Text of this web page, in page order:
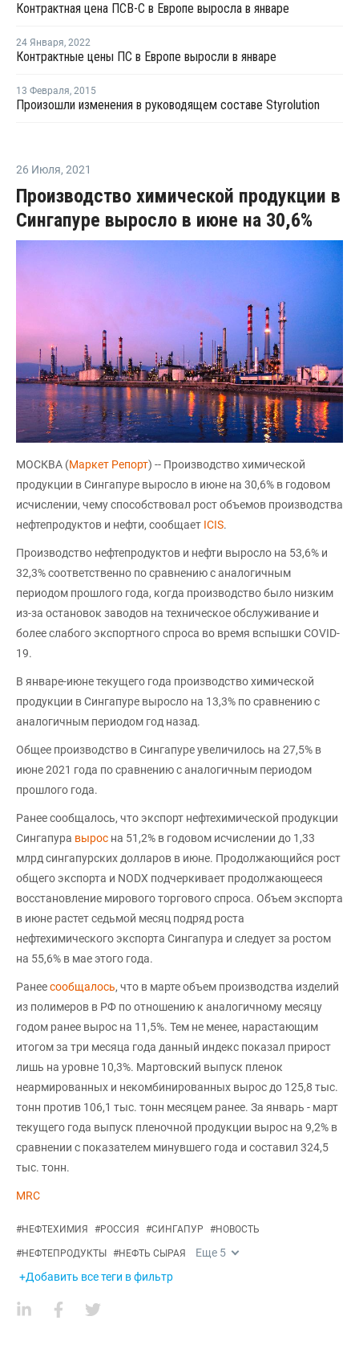
Контрактная цена ПСВ-С в Европе выросла в январе
24 Января, 2022
Контрактные цены ПС в Европе выросли в январе
13 Февраля, 2015
Произошли изменения в руководящем составе Styrolution
26 Июля, 2021
Производство химической продукции в
Сингапуре выросло в июне на 30,6%
МОСКВА (Маркет Репорт) -- Производство химической
продукции в Сингапуре выросло в июне на 30,6% в годовом
исчислении, чему способствовал рост объемов производства
нефтепродуктов и нефти, сообщает ICIS.
Производство нефтепродуктов и нефти выросло на 53,6% и
32,3% соответственно по сравнению с аналогичным
периодом прошлого года, когда производство было низким
из-за остановок заводов на техническое обслуживание и
более слабого экспортного спроса во время вспышки COVID-
19.
В январе-июне текущего года производство химической
продукции в Сингапуре выросло на 13,3% по сравнению с
аналогичным периодом год назад.
Общее производство в Сингапуре увеличилось на 27,5% в
июне 2021 года по сравнению с аналогичным периодом
прошлого года.
Ранее сообщалось, что экспорт нефтехимической продукции
Сингапура вырос на 51,2% в годовом исчислении до 1,33
млрд сингапурских долларов в июне. Продолжающийся рост
общего экспорта и NODX подчеркивает продолжающееся
восстановление мирового торгового спроса. Объем экспорта
в июне растет седьмой месяц подряд роста
нефтехимического экспорта Сингапура и следует за ростом
на 55,6% в мае этого года.
Ранеесообщалось, что в марте объем производства изделий
из полимеров в РФ по отношению к аналогичному месяцу
годом ранее вырос на 11,5%. Тем не менее, нарастающим
итогом за три месяца года данный индекс показал прирост
лишь на уровне 10,3%. Мартовский выпуск пленок
неармированных и некомбинированных вырос до 125,8 тыс.
тонн против 106,1 тыс. тонн месяцем ранее. За январь - март
текущего года выпуск пленочной продукции вырос на 9,2% в
сравнении с показателем минувшего года и составил 324,5
тыс. тонн.
MRC
#НЕФТЕХИМИЯ #РОССИЯ #СИНГАПУР #НОВОСТЬ
#НЕФТЕПРОДУКТЫ #НЕФТЬ СЫРАЯ Еще 5
+Добавить все теги в фильтр